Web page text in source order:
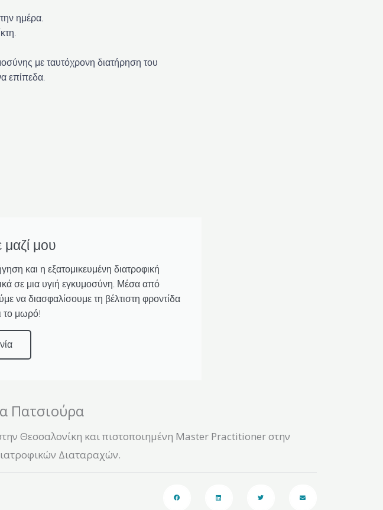
ημέρα.
με ταυτόχρονη διατήρηση του
επίπεδα.
μου
και η εξατομικευμένη διατροφική
σε μια υγιή εγκυμοσύνη. Μέσα από
να διασφαλίσουμε τη βέλτιστη φροντίδα
το μωρό!
Πατσιούρα
Θεσσαλονίκη και πιστοποιημένη Master Practitioner στην
Διαταραχών.